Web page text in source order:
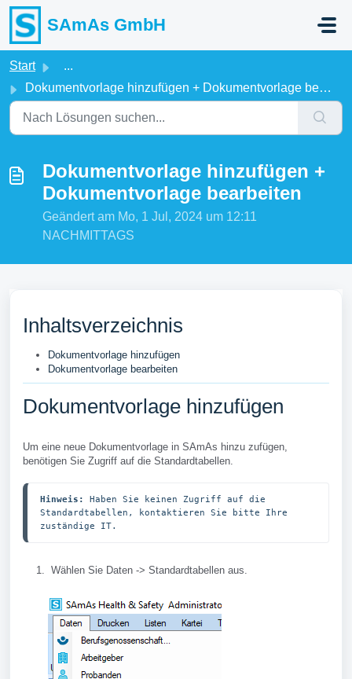
Zum hauptsächlichen Inhalt gehen
SAmAs GmbH
Start
...
Dokumentvorlage hinzufügen + Dokumentvorlage bearbeiten
Dokumentvorlage hinzufügen +
Dokumentvorlage bearbeiten
Geändert am Mo, 1 Jul, 2024 um 12:11
NACHMITTAGS
Inhaltsverzeichnis
Dokumentvorlage hinzufügen
Dokumentvorlage bearbeiten
Dokumentvorlage hinzufügen
Um eine neue Dokumentvorlage in SAmAs hinzu zufügen,
benötigen Sie Zugriff auf die Standardtabellen.
Hinweis: Haben Sie keinen Zugriff auf die
Standardtabellen, kontaktieren Sie bitte Ihre
zuständige IT.
Wählen Sie Daten -> Standardtabellen aus.